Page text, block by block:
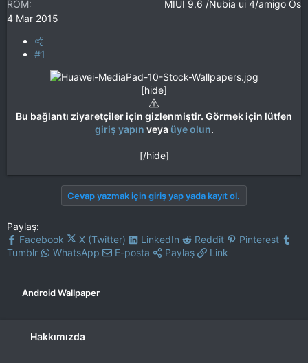
ROM
MIUI 9.6 /Nubia ui 4/amigo Os
4 Mar 2015
#1
[hide]
Bu bağlantı ziyaretçiler için gizlenmiştir. Görmek için lütfen
giriş yapın veya üye olun.
[/hide]​
Cevap yazmak için giriş yap yada kayıt ol.
Paylaş:
Facebook
X (Twitter) LinkedIn Reddit
Pinterest
Tumblr
WhatsApp E-posta Paylaş Link
Android Wallpaper
Hakkımızda